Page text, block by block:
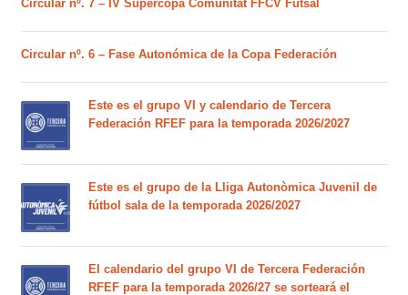
Circular nº. 7 – IV Supercopa Comunitat FFCV Futsal
Circular nº. 6 – Fase Autonómica de la Copa Federación
Este es el grupo VI y calendario de Tercera
Federación RFEF para la temporada 2026/2027
Este es el grupo de la Lliga Autonòmica Juvenil de
fútbol sala de la temporada 2026/2027
El calendario del grupo VI de Tercera Federación
RFEF para la temporada 2026/27 se sorteará el